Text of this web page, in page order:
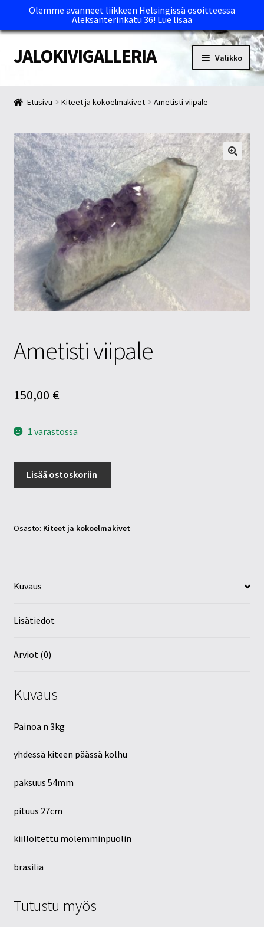
Olemme avanneet liikkeen Helsingissä osoitteessa
Aleksanterinkatu 36! Lue lisää
Siirry
navigointiin
Siirry
sisältöön
JALOKIVIGALLERIA Valikko
Maksutavat ja Tärkeää tietää
Myymälät
Oma tili
Ostoskori
Tietosuojaseloste
Tuotteet
Etusivu Kiteet ja kokoelmakivet Ametisti viipale
Ametisti viipale
150,00 €
1 varastossa
Lisää ostoskoriin
Osasto: Kiteet ja kokoelmakivet
Kuvaus
Lisätiedot
Arviot (0)
Kuvaus
Painoa n 3kg
yhdessä kiteen päässä kolhu
paksuus 54mm
pituus 27cm
kiilloitettu molemminpuolin
brasilia
Tutustu myös